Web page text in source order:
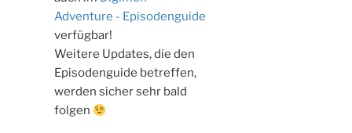
Adventure - Episodenguide
verfügbar!
Weitere Updates, die den
Episodenguide betreffen,
werden sicher sehr bald
folgen